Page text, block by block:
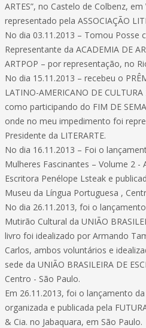
ARTES”, no Castelo de Colbenz,
representado pela ASSOCIAÇÃO
No dia 03.11.2013 – Tomou Posse
Representante da ACADEMIA DE
ARTPOP – por representação, no
No dia 15.11.2013 – recebeu o
LATINO-AMERICANO DE
como participando do FIM DE
onde no meu impedimento foi
Presidente da LITERARTE.
No dia 16.11.2013 – Foi o
Mulheres Fascinantes – Volume 2 -
Escritora Penélope Lsteak e
Museu da Língua Portuguesa ,
No dia 26.11.2013, foi o
Mutirão Cultural da UNIÃO
livro foi idealizado por Armando
Carlos, ambos voluntários e
sede da UNIÃO BRASILEIRA DE
Centro - São Paulo.
Em 26.11.2013, foi o lançamento
organizada e publicada pela
& Cia. no Jabaquara, em São Paulo.